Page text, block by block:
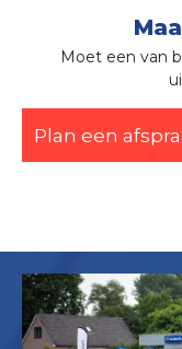
Moet een van
Plan een